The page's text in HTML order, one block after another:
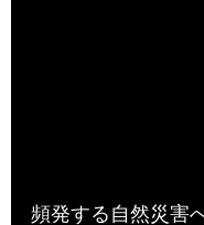
頻発する自然災害